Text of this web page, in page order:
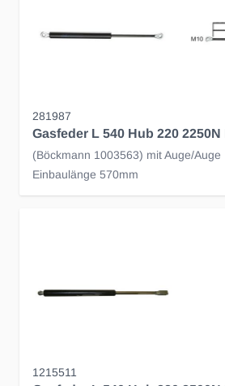
281987
Gasfeder L 540 Hub 220 2250N
(Böckmann 1003563) mit Auge/Auge
Einbaulänge 570mm
1215511